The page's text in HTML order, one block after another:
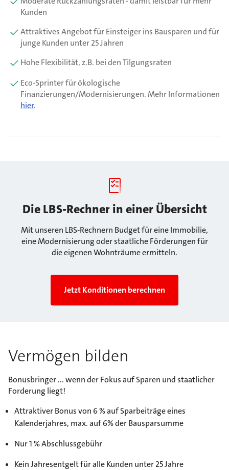
Kunden
Attraktives Angebot für Einsteiger ins Bausparen und für
junge Kunden unter 25 Jahren
Hohe Flexibilität, z.B. bei den Tilgungsraten
Eco-Sprinter für ökologische
Finanzierungen/Modernisierungen. Mehr Informationen
hier.
Die LBS-Rechner in einer Übersicht
Mit unseren LBS-Rechnern Budget für eine Immobilie,
eine Modernisierung oder staatliche Förderungen für
die eigenen Wohnträume ermitteln.
Jetzt Konditionen berechnen
Vermögen bilden
Bonusbringer ... wenn der Fokus auf Sparen und staatlicher
Forderung liegt!
Attraktiver Bonus von 6 % auf Sparbeiträge eines
Kalenderjahres, max. auf 6% der Bausparsumme
Nur 1 % Abschlussgebühr
Kein Jahresentgelt für alle Kunden unter 25 Jahre